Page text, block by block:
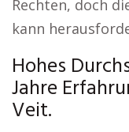
Rechten, doch
kann
Hohes
Jahre
Veit.